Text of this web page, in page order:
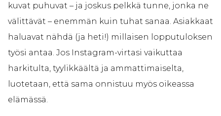
kuvat puhuvat – ja joskus pelkkä tunne, jonka ne
välittävät – enemmän kuin tuhat sanaa. Asiakkaat
haluavat nähdä (ja heti!) millaisen lopputuloksen
työsi antaa. Jos Instagram-virtasi vaikuttaa
harkitulta, tyylikkäältä ja ammattimaiselta,
luotetaan, että sama onnistuu myös oikeassa
elämässä.